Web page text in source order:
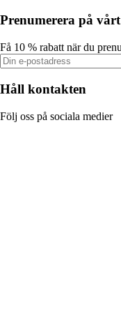
Prenumerera på
Få 10 % rabatt när du
Håll kontakten
Följ oss på sociala medier